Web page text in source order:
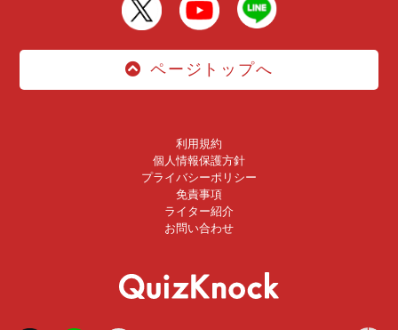
ページトップへ
利用規約
個人情報保護方針
プライバシーポリシー
免責事項
ライター紹介
お問い合わせ